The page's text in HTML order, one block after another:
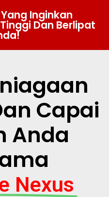
Inginkan
Dan Berlipat
Capai
Anda
Nexus